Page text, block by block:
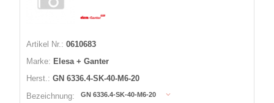
Artikel Nr.: 0610683
Marke: Elesa + Ganter
Herst.: GN 6336.4-SK-40-M6-20
Bezeichnung:
GN 6336.4-SK-40-M6-20